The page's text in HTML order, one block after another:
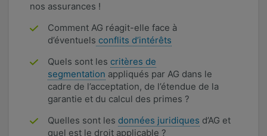
nos assurances !
Comment AG réagit-elle face à
d’éventuels conflits d’intérêts
Quels sont les critères de
segmentation appliqués par AG dans le
cadre de l’acceptation, de l’étendue de la
garantie et du calcul des primes ?
Quelles sont les données juridiques d’AG et
quel est le droit applicable ?